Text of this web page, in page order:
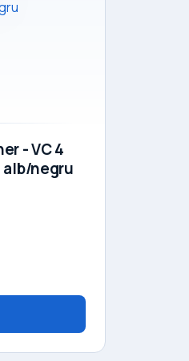
- VC 4
alb/negru